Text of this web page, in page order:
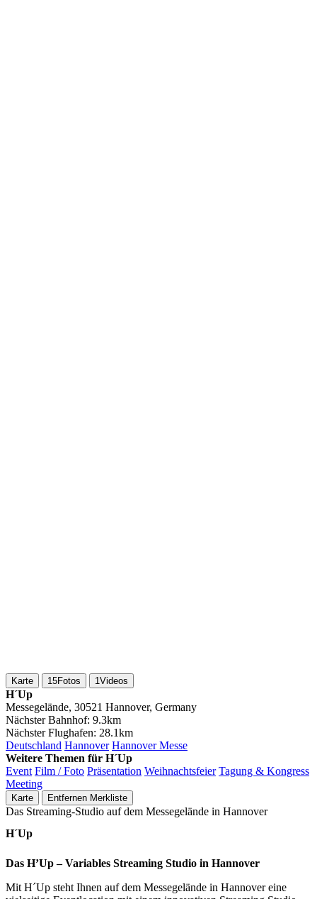
Karte 15Fotos 1Videos
H´Up
Messegelände, 30521 Hannover, Germany
Nächster Bahnhof: 9.3km
Nächster Flughafen: 28.1km
Deutschland Hannover Hannover Messe
Weitere Themen für H´Up
Event Film / Foto Präsentation Weihnachtsfeier Tagung & Kongress
Meeting
Karte Entfernen Merkliste
Das Streaming-Studio auf dem Messegelände in Hannover
H´Up
Das H’Up – Variables Streaming Studio in Hannover
Mit H´Up steht Ihnen auf dem Messegelände in Hannover eine